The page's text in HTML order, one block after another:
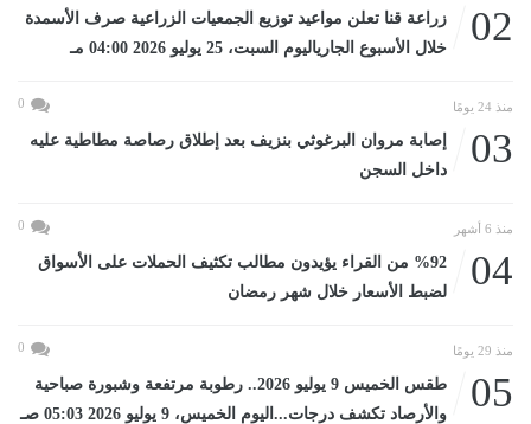
02
زراعة قنا تعلن مواعيد توزيع الجمعيات الزراعية صرف الأسمدة
خلال الأسبوع الجارياليوم السبت، 25 يوليو 2026 04:00 مـ
منذ 24 يومًا 0
03
إصابة مروان البرغوثي بنزيف بعد إطلاق رصاصة مطاطية عليه
داخل السجن
منذ 6 أشهر 0
04
%92 من القراء يؤيدون مطالب تكثيف الحملات على الأسواق
لضبط الأسعار خلال شهر رمضان
منذ 29 يومًا 0
05
طقس الخميس 9 يوليو 2026.. رطوبة مرتفعة وشبورة صباحية
والأرصاد تكشف درجات...اليوم الخميس، 9 يوليو 2026 05:03 صـ